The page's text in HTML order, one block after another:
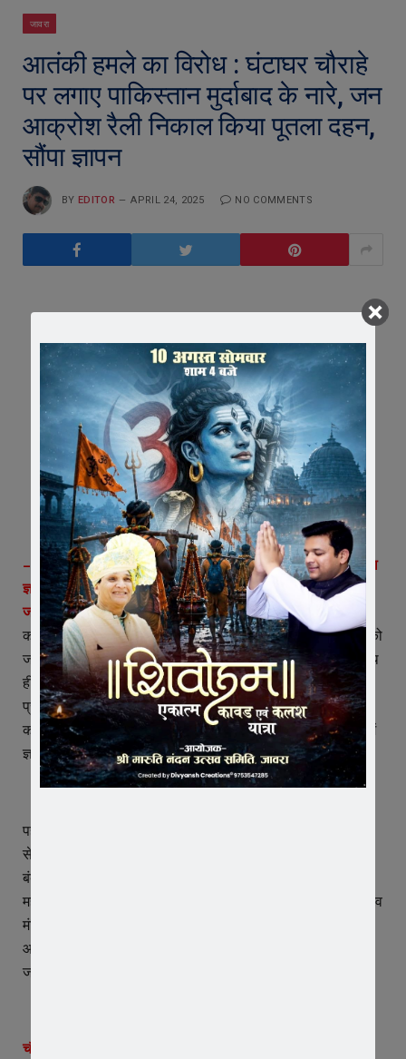
जावरा
आतंकी हमले का विरोध : घंटाघर चौराहे
पर लगाए पाकिस्तान मुर्दाबाद के नारे, जन
आक्रोश रैली निकाल किया पूतला दहन,
सौंपा ज्ञापन
BY EDITOR APRIL 24, 2025 NO COMMENTS
– सर्व हिन्दु समाज ने निकाली जन आक्रोश रैली, राष्ट्रपति के नाम सौंपा
ज्ञापन
जावरा।जम्मु कश्मीर के पहलगांव में पर्यटकों पर आंतकवादियों किए गए
कायराना हमले के विरोध में देश भर में जारी प्रदर्शन की कड़ी में गुरुवार को
जावरा शहर में सर्व हिन्दु समाज द्वारा जन आक्रोश रैली निकाली गई, साथ
ही आतंकवाद का पूतला दहन कर राष्ट्रपति के नाम ज्ञापन सौंपा गया।
प्रदर्शन के चलते सर्व हिन्दु समाज के आव्हान पर सुबह से लेकर दोपहर
करीब 12 बजे तक बाजार बंद रहा। इक्का दुकाने की खुली रही, दोपहर में
ज्ञापन के बाद बाजार खुला।
पहलगांव आतंकी हमले के विरोध में सर्व हिन्दु समाज के आव्हान पर सुबह
से ही जावरा शहर के चौपाटी क्षैत्र से लेकर बाजार की अधिकांश दुकाने
बंद रही। हिन्दु समाज के लोग सुबह 10 बजे पहले से ही श्री जागनाथ
महादेव मंदिर पूल बाजार पर एकत्रित होने लगे। करीब पौने 11 बजे महादेव
मंदिर पर एकत्रित सर्व हिन्दु समाज के लोगों ने नारेबाजी करते हुए जन
आक्रोश रैली निकाली, जो पूल बाजार से भडभुंजा चौक, चुड़ी बाजार,
जवाहर पथ, हंगामा 88 चौराहे से घंटाघर चौराहे पर पहुंची।
चौराहे पर लगे पाकिस्तान मुर्दाबाद के नारे –